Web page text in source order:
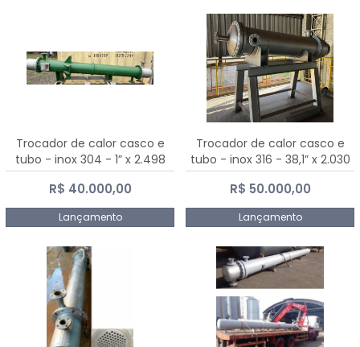
Trocador de calor casco e
tubo - inox 304 - 1” x 2.498
mm
R$ 40.000,00
Lançamento
Trocador de calor casco e
tubo - inox 316 - 38,1” x 2.030
mm
R$ 50.000,00
Lançamento